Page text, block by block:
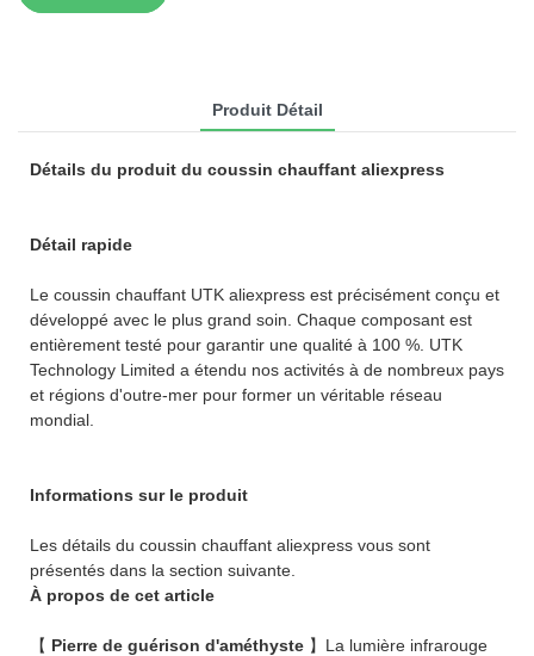
Produit Détail
Détails du produit du coussin chauffant aliexpress
Détail rapide
Le coussin chauffant UTK aliexpress est précisément conçu et
développé avec le plus grand soin. Chaque composant est
entièrement testé pour garantir une qualité à 100 %. UTK
Technology Limited a étendu nos activités à de nombreux pays
et régions d'outre-mer pour former un véritable réseau
mondial.
Informations sur le produit
Les détails du coussin chauffant aliexpress vous sont
présentés dans la section suivante.
À propos de cet article
【 Pierre de guérison d'améthyste 】La lumière infrarouge